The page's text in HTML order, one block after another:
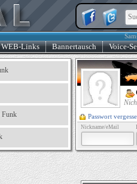
Voice-
Bannertausch
WEB-Links
Funk Passwort
Nickname/eMail